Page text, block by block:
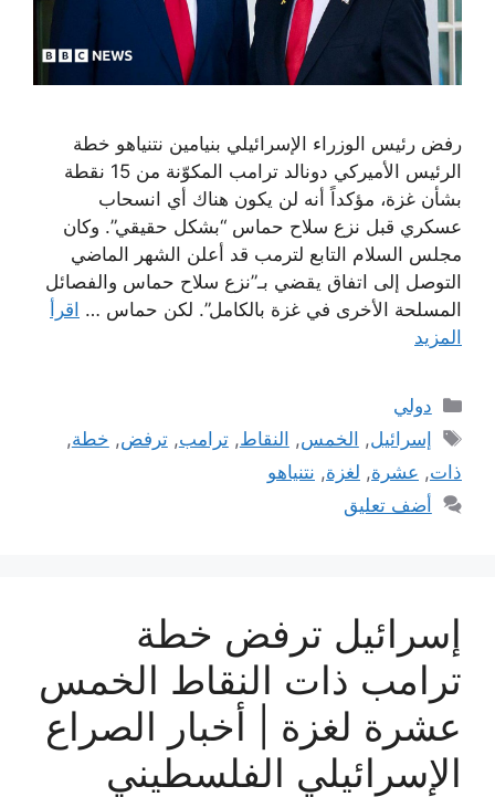
رفض رئيس الوزراء الإسرائيلي بنيامين نتنياهو خطة
الرئيس الأميركي دونالد ترامب المكوّنة من 15 نقطة
بشأن غزة، مؤكداً أنه لن يكون هناك أي انسحاب
عسكري قبل نزع سلاح حماس “بشكل حقيقي”. وكان
مجلس السلام التابع لترمب قد أعلن الشهر الماضي
التوصل إلى اتفاق يقضي بـ”نزع سلاح حماس والفصائل
المسلحة الأخرى في غزة بالكامل”. لكن حماس … اقرأ
المزيد
التصنيفات
دولي
الوسوم
إسرائيل, الخمس, النقاط,ترامب,ترفض, خطة,
ذات, عشرة, لغزة, نتنياهو
أضف تعليق
إسرائيل ترفض خطة
ترامب ذات النقاط الخمس
عشرة لغزة | أخبار الصراع
الإسرائيلي الفلسطيني